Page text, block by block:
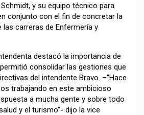
y su equipo técnico para
conjunto con el fin de concretar la
las carreras de Enfermería y
destacó la importancia de
consolidar las gestiones que
del intendente Bravo. –“Hace
trabajando en este ambicioso
a mucha gente y sobre todo
y el turismo”- dijo la vice